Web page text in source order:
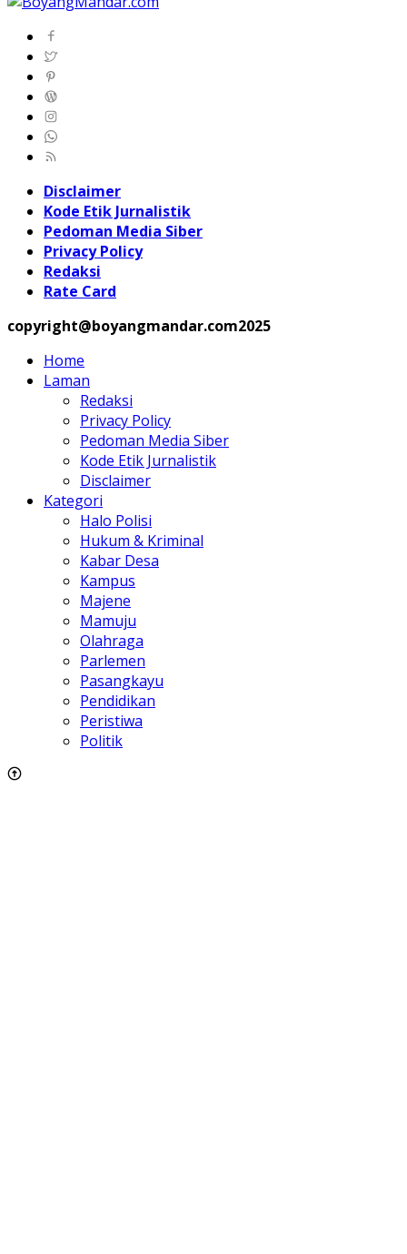
Disclaimer
Kode Etik Jurnalistik
Pedoman Media Siber
Privacy Policy
Redaksi
Rate Card
copyright@boyangmandar.com2025
Home
Laman
Redaksi
Privacy Policy
Pedoman Media Siber
Kode Etik Jurnalistik
Disclaimer
Kategori
Halo Polisi
Hukum & Kriminal
Kabar Desa
Kampus
Majene
Mamuju
Olahraga
Parlemen
Pasangkayu
Pendidikan
Peristiwa
Politik